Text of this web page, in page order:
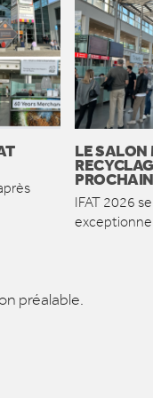
LE
IFAT 2026
préalable.